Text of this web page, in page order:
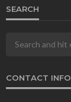
SEARCH
CONTACT INFO